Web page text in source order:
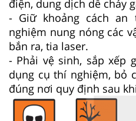
điện, dung dịch dễ cháy
- Giữ khoảng cách
nghiệm nung nóng các
bắn ra, tia laser.
- Phải vệ sinh, sắp xếp
dụng cụ thí nghiệm, bỏ
đúng nơi quy định sau